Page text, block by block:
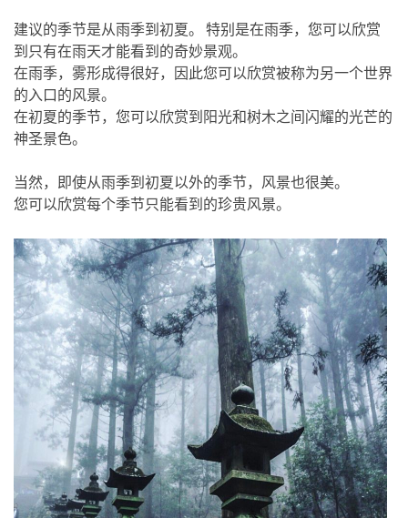
建议的季节是从雨季到初夏。 特别是在雨季，您可以欣赏
到只有在雨天才能看到的奇妙景观。
在雨季，雾形成得很好，因此您可以欣赏被称为另一个世界
的入口的风景。
在初夏的季节，您可以欣赏到阳光和树木之间闪耀的光芒的
神圣景色。
当然，即使从雨季到初夏以外的季节，风景也很美。
您可以欣赏每个季节只能看到的珍贵风景。